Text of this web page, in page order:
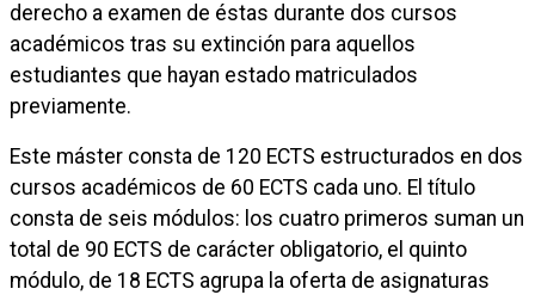
derecho a examen de éstas durante dos cursos
académicos tras su extinción para aquellos
estudiantes que hayan estado matriculados
previamente.
Este máster consta de 120 ECTS estructurados en dos
cursos académicos de 60 ECTS cada uno. El título
consta de seis módulos: los cuatro primeros suman un
total de 90 ECTS de carácter obligatorio, el quinto
módulo, de 18 ECTS agrupa la oferta de asignaturas